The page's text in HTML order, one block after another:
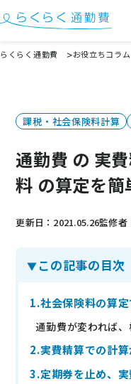
選ばれる理由
料金
お役立ち情報
お役立ち資料
ニュース
らくらく通勤費 お役立ちコラム
課税・社会保険料計算
通勤費 の 実
料 の算定を簡
更新日：2021.05.26監修者
この記事の目次
1.社会保険料の算
通勤費が変われば
2.実費精算での計
3.定期券を止め、